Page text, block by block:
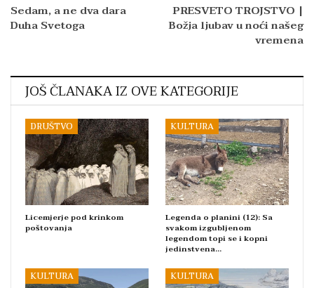
Sedam, a ne dva dara
Duha Svetoga
PRESVETO TROJSTVO |
Božja ljubav u noći našeg
vremena
JOŠ ČLANAKA IZ OVE KATEGORIJE
DRUŠTVO
Licemjerje pod krinkom
poštovanja
KULTURA
Legenda o planini (12): Sa
svakom izgubljenom
legendom topi se i kopni
jedinstvena…
KULTURA KULTURA